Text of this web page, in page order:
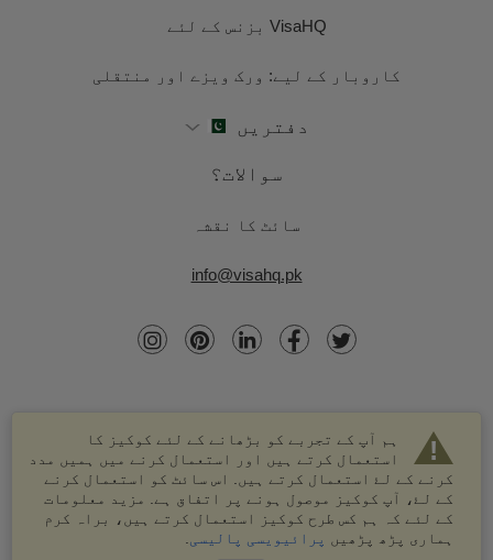
ہم آپ کے تجربے کو بڑھانے کے لئے کوکیز کا
استعمال کرتے ہیں اور استعمال کرنے میں ہمیں مدد
کرنے کے لۓ استعمال کرتے ہیں. اس سائٹ کو استعمال کرنے
کے لۓ، آپ کوکیز موصول ہونے پر اتفاق ہے. مزید معلومات
کے لئے کہ ہم کس طرح کوکیز استعمال کرتے ہیں، براہ کرم
ہماری پڑھ پڑھیں
پرائیویسی پالیسی
VisaHQ بزنس کے لئے
کاروبار کے لیے: ورک ویزے اور منتقلی
دفتریں
سوالات؟
سائٹ کا نقشہ
info@visahq.pk
© 2003-2026 VisaHQ.com، انک. تمام حقوق محفوظ ہیں۔